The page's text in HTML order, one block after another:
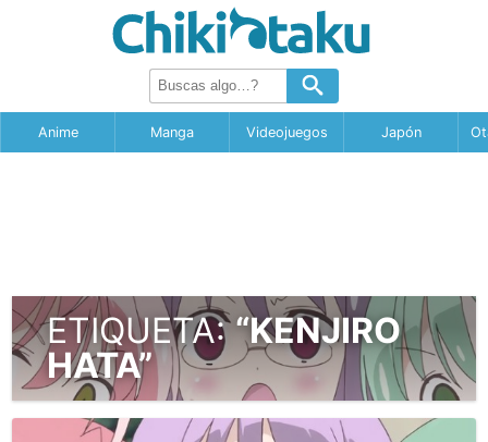
Anime Manga Videojuegos Japón
ETIQUETA:“KENJIRO
HATA”